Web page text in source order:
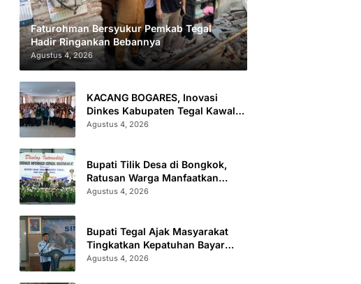
Faturohman Bersyukur Pemkab Tegal
Hadir Ringankan Bebannya
Agustus 4, 2026
KACANG BOGARES, Inovasi
Dinkes Kabupaten Tegal Kawal
Kesehatan Remaja Putri Cegah
Agustus 4, 2026
Bupati Tilik Desa di Bongkok,
Ratusan Warga Manfaatkan
Layanan Kesehatan dan
Agustus 4, 2026
Bupati Tegal Ajak Masyarakat
Tingkatkan Kepatuhan Bayar
Pajak Kendaraan lewat “TULUS
Agustus 4, 2026